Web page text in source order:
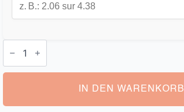
Personalisierte
Spotify
Menge
IN DEN WARENKORB